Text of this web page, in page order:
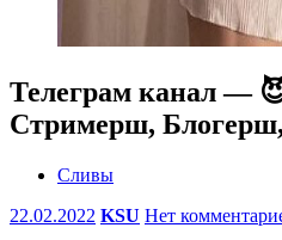
Телеграм канал —
Стримерш,
Сливы
22.02.2022 KSU Нет